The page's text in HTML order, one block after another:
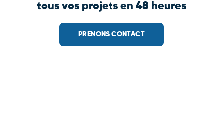
tous vos projets en 48 heures
PRENONS CONTACT